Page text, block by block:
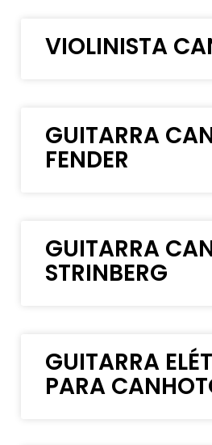
VIOLINISTA
GUITARRA
FENDER
GUITARRA
STRINBERG
GUITARRA
PARA